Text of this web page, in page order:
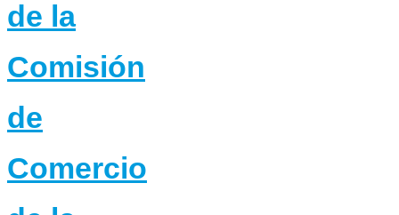
de la
Comisión
de
Comercio